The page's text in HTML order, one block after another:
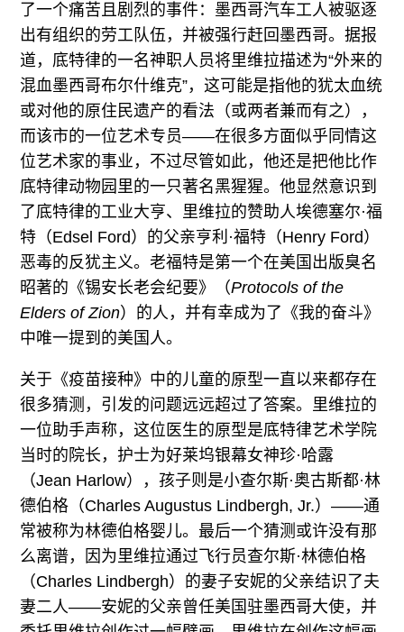
了一个痛苦且剧烈的事件：墨西哥汽车工人被驱逐
出有组织的劳工队伍，并被强行赶回墨西哥。据报
道，底特律的一名神职人员将里维拉描述为“外来的
混血墨西哥布尔什维克”，这可能是指他的犹太血统
或对他的原住民遗产的看法（或两者兼而有之），
而该市的一位艺术专员——在很多方面似乎同情这
位艺术家的事业，不过尽管如此，他还是把他比作
底特律动物园里的一只著名黑猩猩。他显然意识到
了底特律的工业大亨、里维拉的赞助人埃德塞尔·福
特（Edsel Ford）的父亲亨利·福特（Henry Ford）
恶毒的反犹主义。老福特是第一个在美国出版臭名
昭著的《锡安长老会纪要》（Protocols of the
Elders of Zion）的人，并有幸成为了《我的奋斗》
中唯一提到的美国人。
关于《疫苗接种》中的儿童的原型一直以来都存在
很多猜测，引发的问题远远超过了答案。里维拉的
一位助手声称，这位医生的原型是底特律艺术学院
当时的院长，护士为好莱坞银幕女神珍·哈露
（Jean Harlow），孩子则是小查尔斯·奥古斯都·林
德伯格（Charles Augustus Lindbergh, Jr.）——通
常被称为林德伯格婴儿。最后一个猜测或许没有那
么离谱，因为里维拉通过飞行员查尔斯·林德伯格
（Charles Lindbergh）的妻子安妮的父亲结识了夫
妻二人——安妮的父亲曾任美国驻墨西哥大使，并